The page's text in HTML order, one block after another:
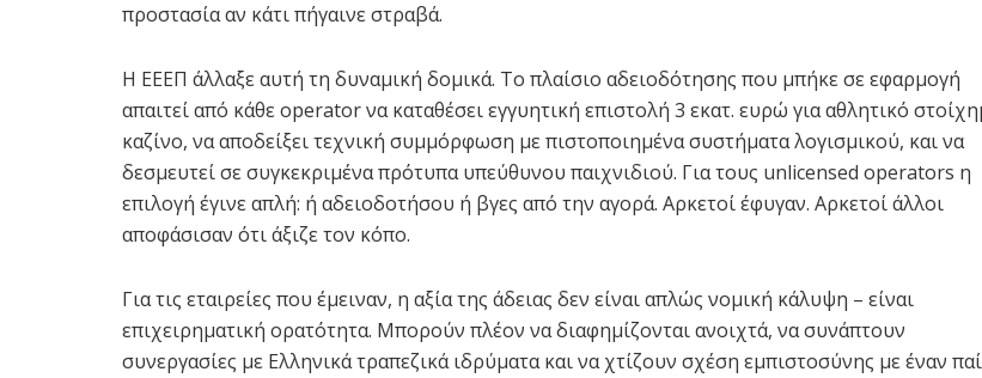
προστασία αν κάτι πήγαινε στραβά.
Η ΕΕΕΠ άλλαξε αυτή τη δυναμική δομικά. Το πλαίσιο αδειοδότησης που μπήκε σε εφαρμογή
απαιτεί από κάθε operator να καταθέσει εγγυητική επιστολή 3 εκατ. ευρώ για αθλητικό
καζίνο, να αποδείξει τεχνική συμμόρφωση με πιστοποιημένα συστήματα λογισμικού, και να
δεσμευτεί σε συγκεκριμένα πρότυπα υπεύθυνου παιχνιδιού. Για τους unlicensed operators η
επιλογή έγινε απλή: ή αδειοδοτήσου ή βγες από την αγορά. Αρκετοί έφυγαν. Αρκετοί άλλοι
αποφάσισαν ότι άξιζε τον κόπο.
Για τις εταιρείες που έμειναν, η αξία της άδειας δεν είναι απλώς νομική κάλυψη – είναι
επιχειρηματική ορατότητα. Μπορούν πλέον να διαφημίζονται ανοιχτά, να συνάπτουν
συνεργασίες με Eλληνικά τραπεζικά ιδρύματα και να χτίζουν σχέση εμπιστοσύνης με έναν